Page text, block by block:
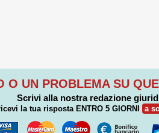
O UN PROBLEMA SU
Scrivi alla nostra redazione
la tua risposta ENTRO 5 GIORNI a